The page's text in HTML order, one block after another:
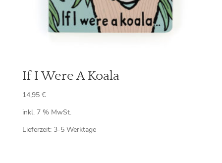
If I Were A Koala
14,95 €
inkl. 7 % MwSt.
Lieferzeit: 3-5 Werktage